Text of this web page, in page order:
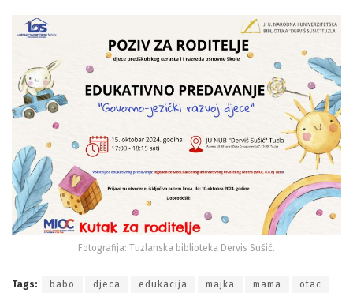
Fotografija: Tuzlanska biblioteka Dervis Sušić.
Tags: babo djeca edukacija majka mama otac